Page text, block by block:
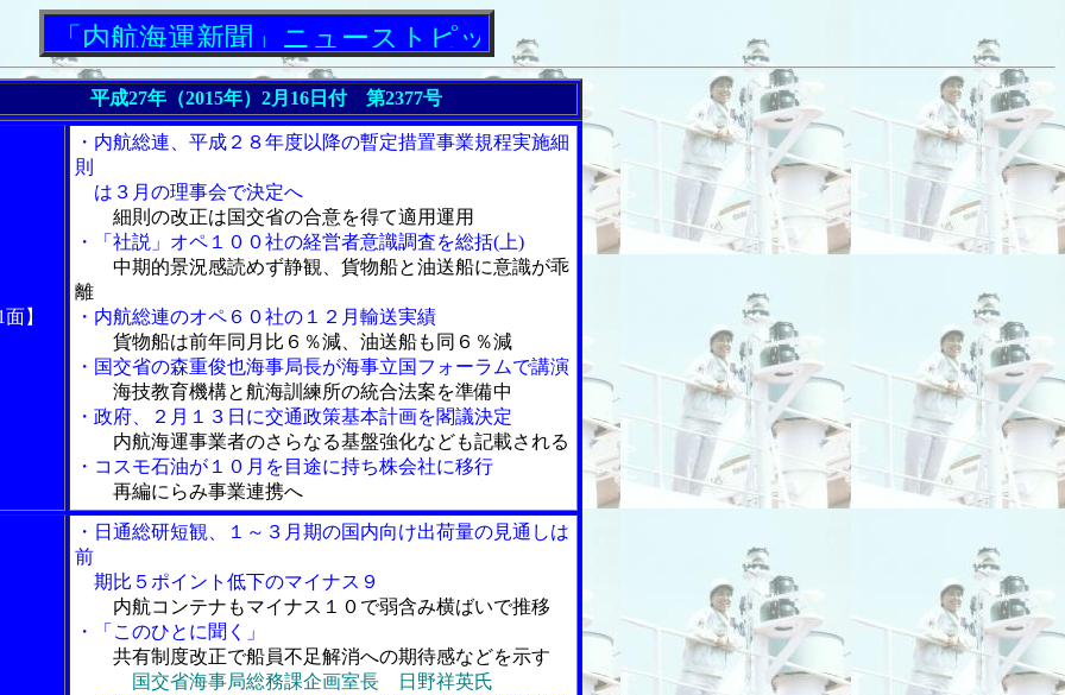
航海運新聞」ニューストピックス
平成27年（2015年）2月16日付 第2377号
】
・内航総連、平成２８年度以降の暫定措置事業規程実施細
則
は３月の理事会で決定へ
細則の改正は国交省の合意を得て適用運用
・「社説」オペ１００社の経営者意識調査を総括(上)
中期的景況感読めず静観、貨物船と油送船に意識が乖
離
・内航総連のオペ６０社の１２月輸送実績
貨物船は前年同月比６％減、油送船も同６％減
・国交省の森重俊也海事局長が海事立国フォーラムで講演
海技教育機構と航海訓練所の統合法案を準備中
・政府、２月１３日に交通政策基本計画を閣議決定
内航海運事業者のさらなる基盤強化なども記載される
・コスモ石油が１０月を目途に持ち株会社に移行
再編にらみ事業連携へ
・日通総研短観、１～３月期の国内向け出荷量の見通しは
前
期比５ポイント低下のマイナス９
内航コンテナもマイナス１０で弱含み横ばいで推移
・「このひとに聞く」
共有制度改正で船員不足解消への期待感などを示す
国交省海事局総務課企画室長 日野祥英氏